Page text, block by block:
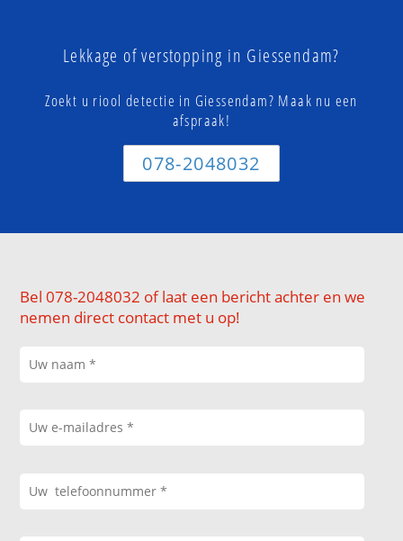
Lekkage of verstopping in Giessendam?
Zoekt u riool detectie in Giessendam? Maak nu een
afspraak!
078-2048032
Bel 078-2048032 of laat een bericht achter en we
nemen direct contact met u op!